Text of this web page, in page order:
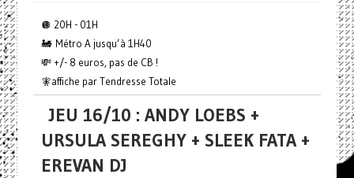
🪩 20H - 01H
🚂 Métro A jusqu’à 1H40
💸 +/- 8 euros, pas de CB !
🧚affiche par Tendresse Totale
JEU 16/10 : ANDY LOEBS +
URSULA SEREGHY + SLEEK FATA +
EREVAN DJ